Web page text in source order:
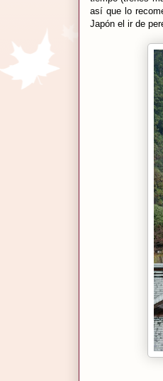
así que lo
Japón el ir de